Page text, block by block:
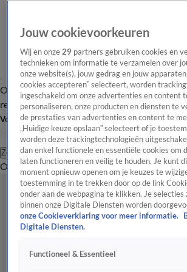
Overzicht Laatste nieuws Regionieuws Het beste
redactie
Volg Hart van Nederland
Zoeken
OverzichtRegioUitzendingenWeerTip de
Jouw cookievoorkeuren
Wij en onze29 partners gebruiken cookies en
technieken om informatie te verzamelen over
onze website(s), jouw gedrag en jouw
cookies accepteren” selecteert, worden
ingeschakeld om onze advertenties en content
personaliseren, onze producten en diensten te
de prestaties van advertenties en content te
„Huidige keuze opslaan” selecteert of je
worden deze trackingtechnologieën
dan enkel functionele en essentiële cookies om
laten functioneren en veilig te houden. Je kunt
moment opnieuw openen om je keuzes te
toestemming in te trekken door op de link
onder aan de webpagina te klikken. Je selecties
binnen onze Digitale Diensten worden
onze Cookieverklaring voor meer informatie.
Digitale Diensten.
Functioneel & Essentieel